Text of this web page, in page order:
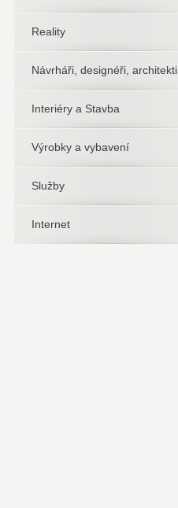
Reality
Návrháři, designéři, architekti
Interiéry a Stavba
Výrobky a vybavení
Služby
Internet